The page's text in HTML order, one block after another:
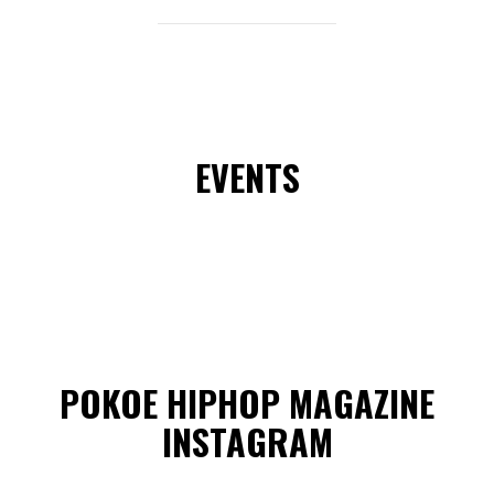
EVENTS
POKOE HIPHOP MAGAZINE
INSTAGRAM